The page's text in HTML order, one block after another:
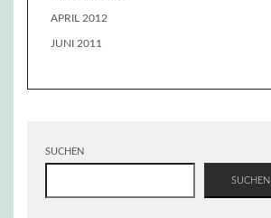
APRIL 2012
JUNI 2011
SUCHEN
SUCHEN